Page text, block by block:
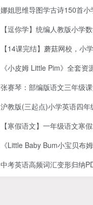
娜姐思维导图学古诗150首小学初中1-9年级必
【逗你学】统编人教版小学数学
【14课完结】蘑菇网校，小学二年级卓越班（数学秋季班）MP4
《小皮姆 Little Pim》全套资源（视频
张赛琴：部编版语文三年级课堂上下2册（30节全MP3音频课程），课文详解提升阅
沪教版(三起点)小学英语四年级上册同步讲课教学视频(上
【寒假语文】一年级语文寒假培训班（勤
《Little Baby Bum小宝贝布姆》英文早教启蒙儿歌动画，全5季共421集视频+配
中考英语高频词汇变形归纳